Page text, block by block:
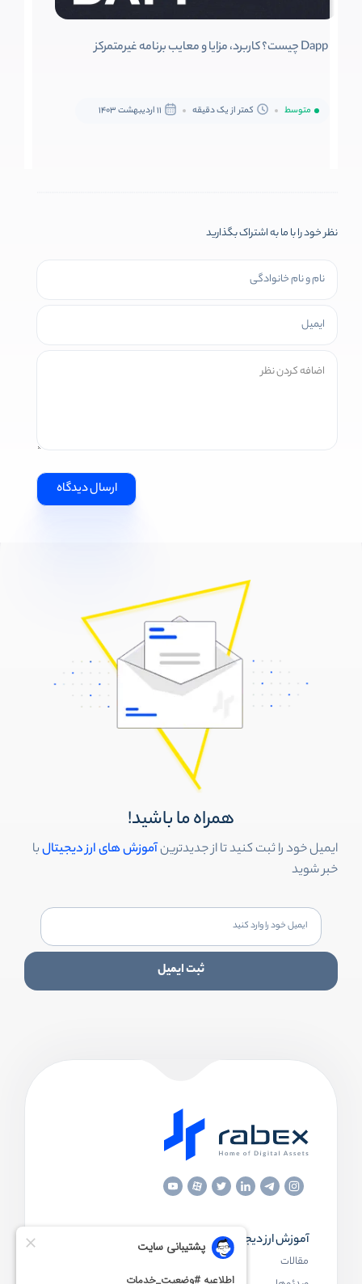
Dapp چیست؟ کاربرد، مزایا و معایب برنامه غیرمتمرکز
متوسط کمتر از یک دقیقه 11 اردیبهشت 1403
نظر خود را با ما به اشتراک بگذارید
همراه ما باشید!
ایمیل خود را ثبت کنید تا از جدیدترینآموزش های ارز دیجیتالبا
خبر شوید
ثبت ایمیل
آموزش ارز دیجیتال
مقالات
مقاله‌های مفید